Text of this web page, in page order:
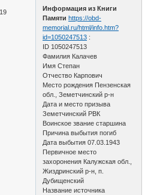
Информация из Книги
Памяти https://obd-
memorial.ru/html/info.htm?
id=1050247513 :
ID 1050247513
Фамилия Калачев
Имя Степан
Отчество Карпович
Место рождения Пензенская
обл., Земетчинский р-н
Дата и место призыва
Земетчинский РВК
Воинское звание старшина
Причина выбытия погиб
Дата выбытия 07.03.1943
Первичное место
захоронения Калужская обл.,
Жиздринский р-н, п.
Дубищенский
Название источника